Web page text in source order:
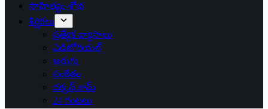
సాహిత్యం-శోభ
శీర్షికలు
ప్రత్యేక వ్యాసాలు
ఎడిటోరియల్
అరుగు
సంకేతం
దక్కన్.కామ్
24 గంటలు